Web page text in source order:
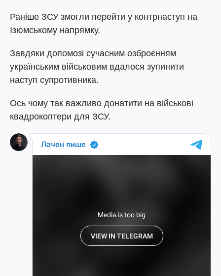
Раніше ЗСУ змогли перейти у контрнаступ на
Ізюмському напрямку.
Завдяки допомозі сучасним озброєнням
українським військовим вдалося зупинити
наступ супротивника.
Ось чому так важливо донатити на військові
квадрокоптери для ЗСУ.